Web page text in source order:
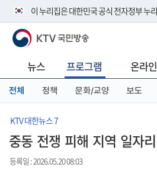
이 누리집은 대한민국 공식 전자정부 누
공식 누리집 주소 확인하기
니다.
이밖에 or.kr 또는 .kr등 다른 도메인 주소
서 도메인 주소를 확인해 보세요
KTV 국민방송
뉴스 프로그램 온라
전체 정책 문화/교양 보도
KTV 대한뉴스 7
중동 전쟁 피해 지역 일자
등록일 : 2026.05.20 08:03